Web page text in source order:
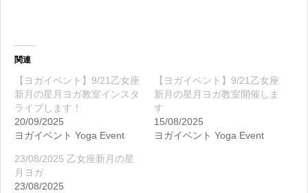
関連
【ヨガイベント】9/21乙女座
新月の星月ヨガ教室インスタ
ライブします！
20/09/2025
ヨガイベント Yoga Event
【ヨガイベント】9/21乙女座
新月の星月ヨガ教室開催しま
す
15/08/2025
ヨガイベント Yoga Event
23/08/2025 乙女座新月の星
月ヨガ
23/08/2025